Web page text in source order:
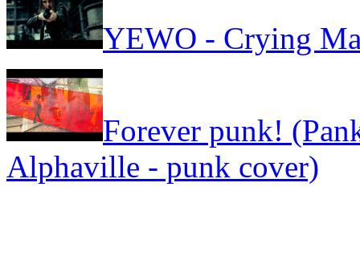
YEWO - Crying
Forever punk!
Alphaville - punk cover)